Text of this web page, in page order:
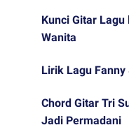
Kunci Gitar
Wanita
Lirik Lagu Fanny
Chord Gitar Tri
Jadi Permadani